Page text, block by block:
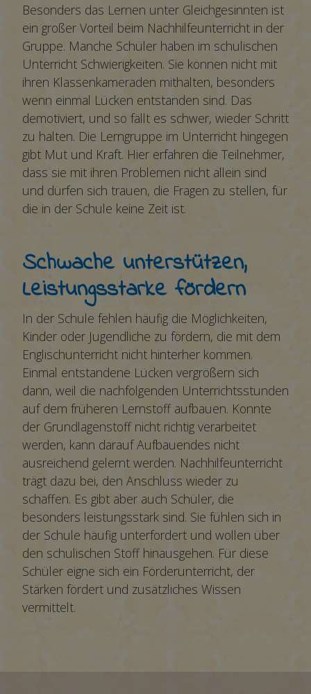
Besonders das Lernen unter Gleichgesinnten ist
ein großer Vorteil beim Nachhilfeunterricht in der
Gruppe. Manche Schüler haben im schulischen
Unterricht Schwierigkeiten. Sie können nicht mit
ihren Klassenkameraden mithalten, besonders
wenn einmal Lücken entstanden sind. Das
demotiviert, und so fällt es schwer, wieder Schritt
zu halten. Die Lerngruppe im Unterricht hingegen
gibt Mut und Kraft. Hier erfahren die Teilnehmer,
dass sie mit ihren Problemen nicht allein sind
und dürfen sich trauen, die Fragen zu stellen, für
die in der Schule keine Zeit ist.
Schwache unterstützen,
Leistungsstarke fördern
In der Schule fehlen häufig die Möglichkeiten,
Kinder oder Jugendliche zu fördern, die mit dem
Englischunterricht nicht hinterher kommen.
Einmal entstandene Lücken vergrößern sich
dann, weil die nachfolgenden Unterrichtsstunden
auf dem früheren Lernstoff aufbauen. Konnte
der Grundlagenstoff nicht richtig verarbeitet
werden, kann darauf Aufbauendes nicht
ausreichend gelernt werden. Nachhilfeunterricht
trägt dazu bei, den Anschluss wieder zu
schaffen. Es gibt aber auch Schüler, die
besonders leistungsstark sind. Sie fühlen sich in
der Schule häufig unterfordert und wollen über
den schulischen Stoff hinausgehen. Für diese
Schüler eigne sich ein Förderunterricht, der
Stärken fördert und zusätzliches Wissen
vermittelt.